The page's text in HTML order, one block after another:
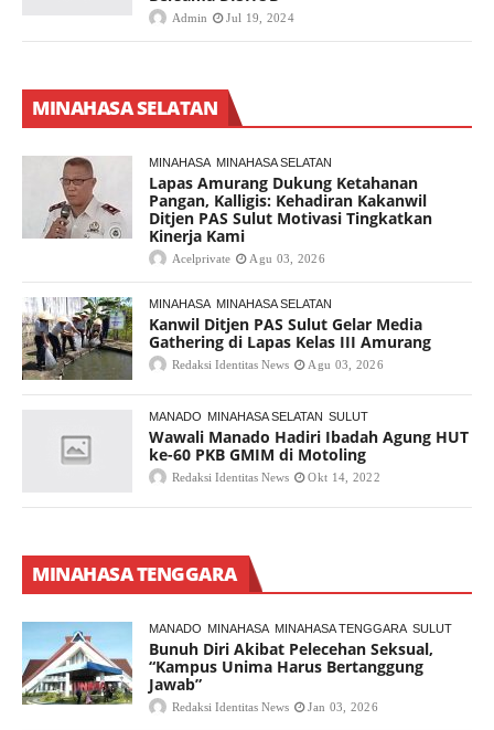
Admin Jul 19, 2024
MINAHASA SELATAN
MINAHASA MINAHASA SELATAN
Lapas Amurang Dukung Ketahanan
Pangan, Kalligis: Kehadiran Kakanwil
Ditjen PAS Sulut Motivasi Tingkatkan
Kinerja Kami
Acelprivate Agu 03, 2026
MINAHASA MINAHASA SELATAN
Kanwil Ditjen PAS Sulut Gelar Media
Gathering di Lapas Kelas III Amurang
Redaksi Identitas News Agu 03, 2026
MANADO MINAHASA SELATAN SULUT
Wawali Manado Hadiri Ibadah Agung HUT
ke-60 PKB GMIM di Motoling
Redaksi Identitas News Okt 14, 2022
MINAHASA TENGGARA
MANADO MINAHASA MINAHASA TENGGARA SULUT
Bunuh Diri Akibat Pelecehan Seksual,
“Kampus Unima Harus Bertanggung
Jawab”
Redaksi Identitas News Jan 03, 2026